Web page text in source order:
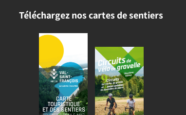
Téléchargez nos cartes de sentiers